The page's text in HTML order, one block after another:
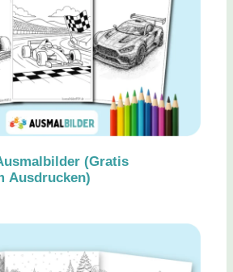
(Gratis
Ausdrucken)